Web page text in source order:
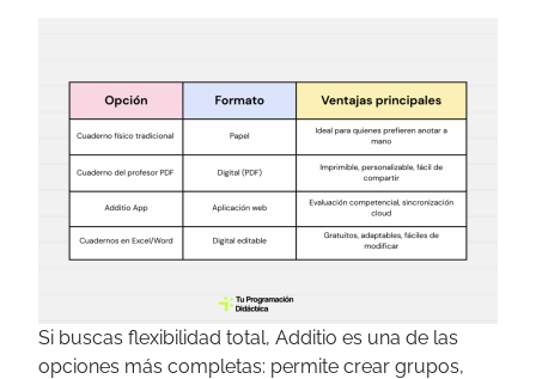
Si buscas flexibilidad total, Additio es una de las
opciones más completas: permite crear grupos,